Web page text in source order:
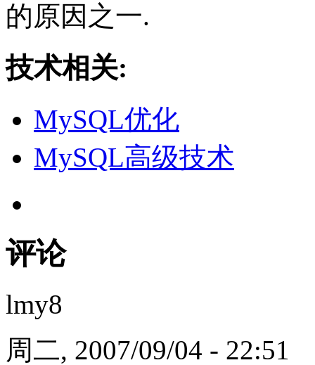
的原因之一.
技术相关:
MySQL优化
MySQL高级技术
评论
lmy8
周二, 2007/09/04 - 22:51